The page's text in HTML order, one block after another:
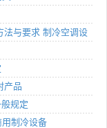
法与要求 制冷空调设
产品
规定
制冷设备